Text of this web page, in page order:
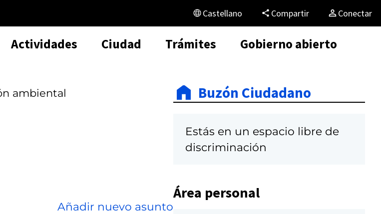
Castellano Compartir Conectar
Actividades Ciudad Trámites Gobierno abierto
ambiental
Añadir nuevo asunto
Buzón Ciudadano
Estás en un espacio libre de
discriminación
Área personal